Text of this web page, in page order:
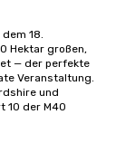
18.
Hektar großen,
— der perfekte
Veranstaltung.
und
10 der M40